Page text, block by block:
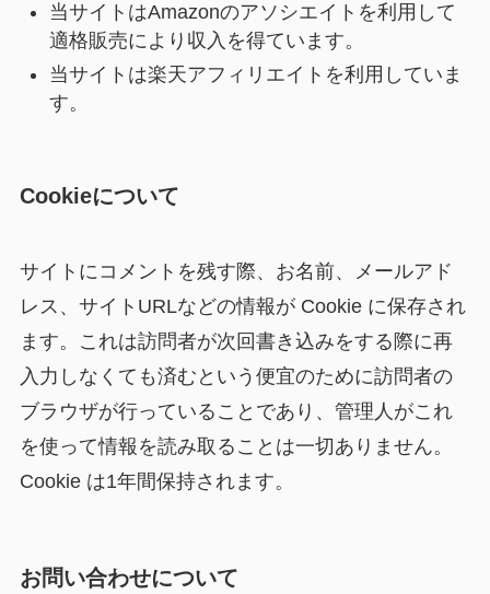
当サイトはAmazonのアソシエイトを利用して
適格販売により収入を得ています。
当サイトは楽天アフィリエイトを利用していま
す。
Cookieについて
サイトにコメントを残す際、お名前、メールアド
レス、サイトURLなどの情報が Cookie に保存され
ます。これは訪問者が次回書き込みをする際に再
入力しなくても済むという便宜のために訪問者の
ブラウザが行っていることであり、管理人がこれ
を使って情報を読み取ることは一切ありません。
Cookie は1年間保持されます。
お問い合わせについて